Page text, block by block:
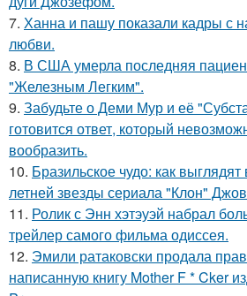
7. Ханна и пашу показали кадры с
любви.
8. В США умерла последняя
"Железным Легким".
9. Забудьте о Деми Мур и её
готовится ответ, который
вообразить.
10. Бразильское чудо: как
летней звезды сериала "Клон"
11. Ролик с Энн хэтэуэй набрал
трейлер самого фильма одиссея.
12. Эмили ратаковски продала
написанную книгу Mother F * Cker